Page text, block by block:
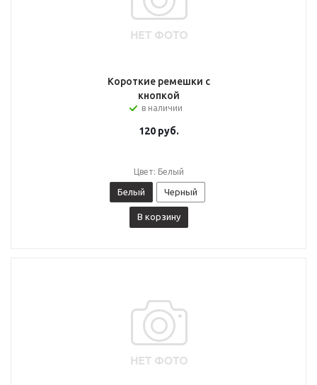
Короткие ремешки с
кнопкой
в наличии
120 руб.
Цвет: Белый
Белый Черный
В корзину